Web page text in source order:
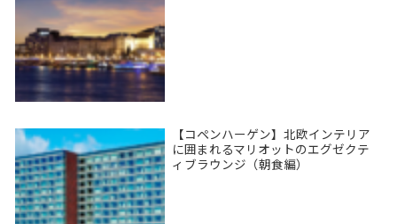
【コペンハーゲン】北欧インテリア
に囲まれるマリオットのエグゼクテ
ィブラウンジ（朝食編）